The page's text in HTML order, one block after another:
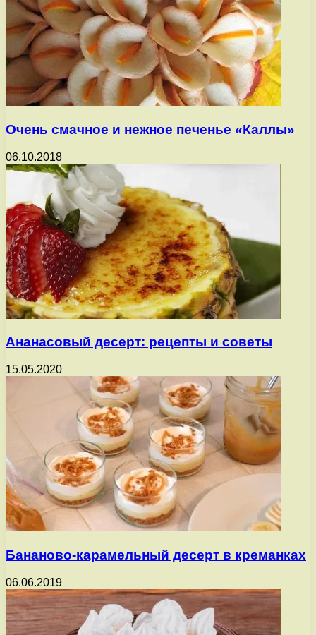
Очень смачное и нежное печенье «Каллы»
06.10.2018
Ананасовый десерт: рецепты и советы
15.05.2020
Бананово-карамельный десерт в креманках
06.06.2019